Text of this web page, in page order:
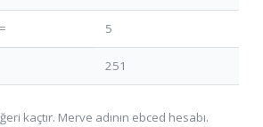
= 5
251
kaçtır. Merve adının ebced hesabı.